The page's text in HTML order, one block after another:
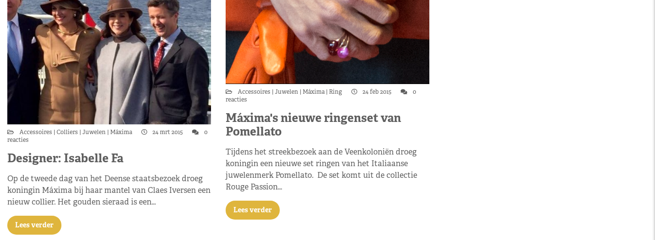
Accessoires Colliers Juwelen Máxima 24 mrt 2015
0
reacties
Designer: Isabelle Fa
Op de tweede dag van het Deense staatsbezoek droeg
koningin Máxima bij haar mantel van Claes Iversen een
nieuw collier. Het gouden sieraad is een…
Lees verder
Accessoires Juwelen Máxima Ring 24 feb 2015
0
reacties
Máxima's nieuwe ringenset van
Pomellato
Tijdens het streekbezoek aan de Veenkoloniën droeg
koningin een nieuwe set ringen van het Italiaanse
juwelenmerk Pomellato. De set komt uit de collectie
Rouge Passion…
Lees verder